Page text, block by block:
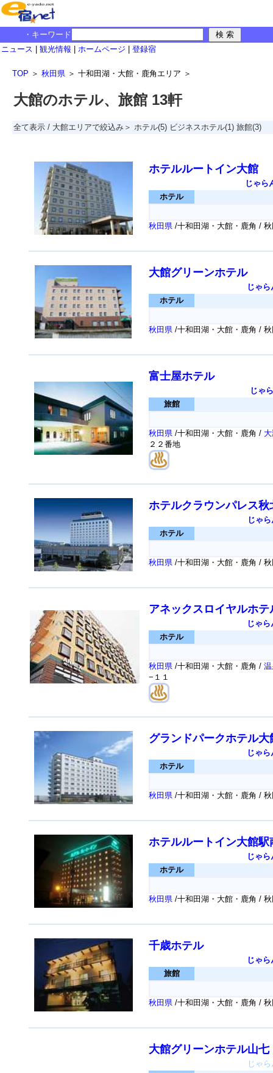
・キーワード
ニュース
観光情報 ホームページ 登録宿
TOP ＞ 秋田県 ＞ 十和田湖・大館・鹿角エリア ＞
大館のホテル、旅館 13軒
全て表示 / 大館エリアで絞込み＞ ホテル(5) ビジネスホテル(1) 旅館(3)
ホテルルートイン大館
じゃら
ホテル
秋田県 /十和田湖・大館・鹿角 /
大館グリーンホテル
じゃら
ホテル
秋田県 /十和田湖・大館・鹿角 /
富士屋ホテル
じゃ
旅館
秋田県 /十和田湖・大館・鹿角 /
２２番地
ホテルクラウンパレス
じゃ
ホテル
秋田県 /十和田湖・大館・鹿角 /
アネックスロイヤルホテ
じゃら
ホテル
秋田県 /十和田湖・大館・鹿角 /
−１１
グランドパークホテル大
じゃら
ホテル
秋田県 /十和田湖・大館・鹿角 /
ホテルルートイン大館駅
じゃら
ホテル
秋田県 /十和田湖・大館・鹿角 /
千歳ホテル
じゃら
旅館
秋田県 /十和田湖・大館・鹿角 /
大館グリーンホテル山七
じゃ